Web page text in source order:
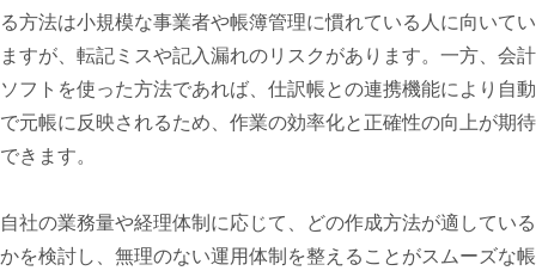
る方法は小規模な事業者や帳簿管理に慣れている人に向いてい
ますが、転記ミスや記入漏れのリスクがあります。一方、会計
ソフトを使った方法であれば、仕訳帳との連携機能により自動
で元帳に反映されるため、作業の効率化と正確性の向上が期待
できます。
自社の業務量や経理体制に応じて、どの作成方法が適している
かを検討し、無理のない運用体制を整えることがスムーズな帳